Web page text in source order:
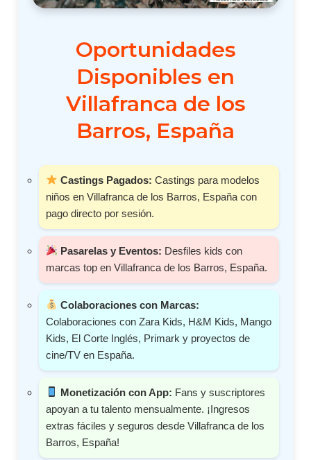
Oportunidades
Disponibles en
Villafranca de los
Barros, España
Castings Pagados: Castings para modelos
niños en Villafranca de los Barros, España con
pago directo por sesión.
Pasarelas y Eventos: Desfiles kids con
marcas top en Villafranca de los Barros, España.
Colaboraciones con Marcas:
Colaboraciones con Zara Kids, H&M Kids, Mango
Kids, El Corte Inglés, Primark y proyectos de
cine/TV en España.
Monetización con App: Fans y suscriptores
apoyan a tu talento mensualmente. ¡Ingresos
extras fáciles y seguros desde Villafranca de los
Barros, España!